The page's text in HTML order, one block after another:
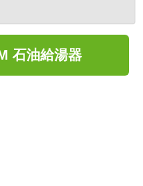
石油給湯器